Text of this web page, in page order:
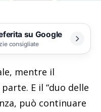
su Google
consigliate
mentre il
E il “duo delle
può continuare